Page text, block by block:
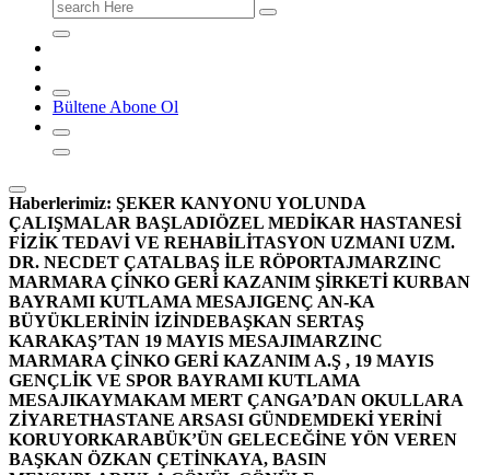
for:
Bültene Abone Ol
Haberlerimiz: ŞEKER KANYONU YOLUNDA
ÇALIŞMALAR BAŞLADIÖZEL MEDİKAR HASTANESİ
FİZİK TEDAVİ VE REHABİLİTASYON UZMANI UZM.
DR. NECDET ÇATALBAŞ İLE RÖPORTAJMARZINC
MARMARA ÇİNKO GERİ KAZANIM ŞİRKETİ KURBAN
BAYRAMI KUTLAMA MESAJIGENÇ AN-KA
BÜYÜKLERİNİN İZİNDEBAŞKAN SERTAŞ
KARAKAŞ’TAN 19 MAYIS MESAJIMARZINC
MARMARA ÇİNKO GERİ KAZANIM A.Ş , 19 MAYIS
GENÇLİK VE SPOR BAYRAMI KUTLAMA
MESAJIKAYMAKAM MERT ÇANGA’DAN OKULLARA
ZİYARETHASTANE ARSASI GÜNDEMDEKİ YERİNİ
KORUYORKARABÜK’ÜN GELECEĞİNE YÖN VEREN
BAŞKAN ÖZKAN ÇETİNKAYA, BASIN